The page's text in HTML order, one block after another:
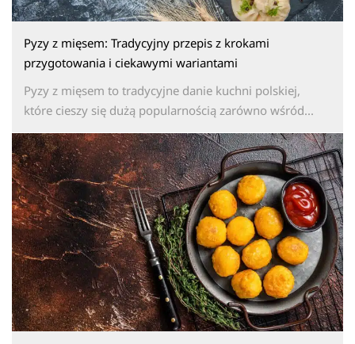
Pyzy z mięsem: Tradycyjny przepis z krokami
przygotowania i ciekawymi wariantami
Pyzy z mięsem to tradycyjne danie kuchni polskiej,
które cieszy się dużą popularnością zarówno wśród...